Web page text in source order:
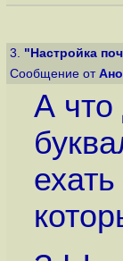
3. "Настройка
Сообщение от
А что